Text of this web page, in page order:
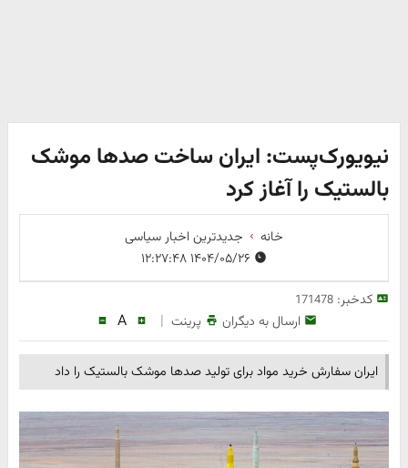
نیویورک‌پست: ایران ساخت صدها موشک
بالستیک را آغاز کرد
خانه
جدیدترین اخبار سیاسی
۱۴۰۴/۰۵/۲۶ ۱۲:۲۷:۴۸
کدخبر:171478
ارسال به دیگران پرینت |
A
ایران سفارش خرید مواد برای تولید صدها موشک بالستیک را داد